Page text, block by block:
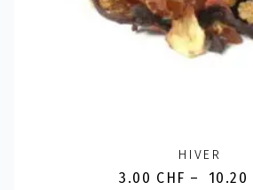
HIVER
3.00 CHF – 10.20
Plage